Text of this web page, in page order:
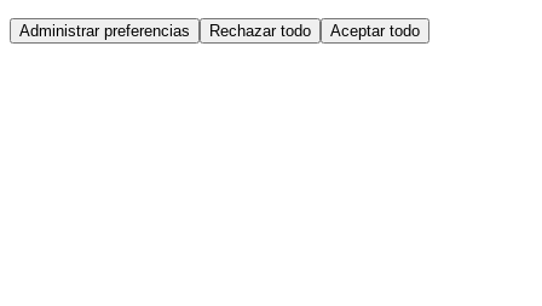
Administrar preferencias Rechazar todo Aceptar todo